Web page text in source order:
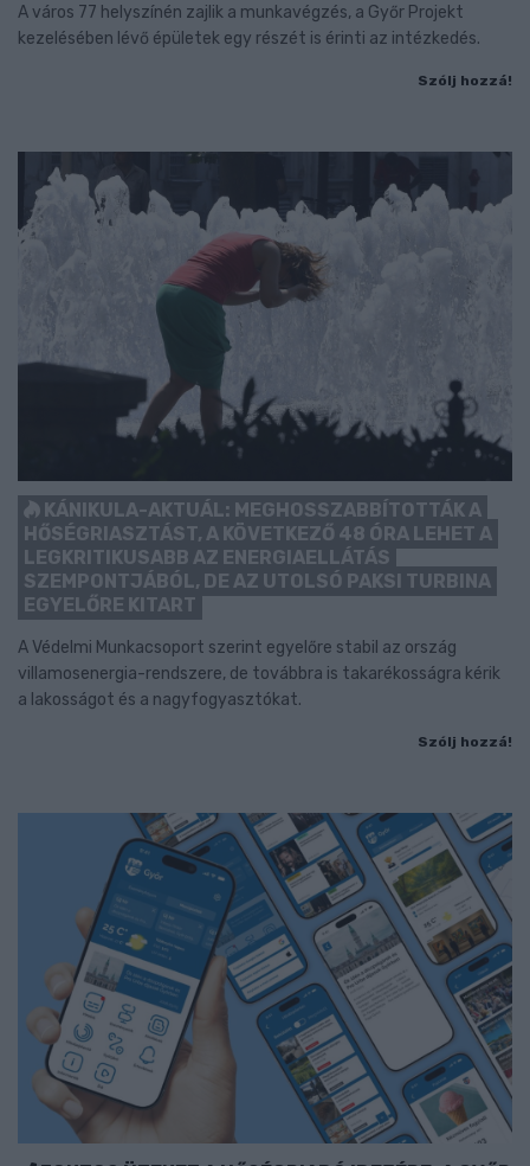
A város 77 helyszínén zajlik a munkavégzés, a Győr Projekt
kezelésében lévő épületek egy részét is érinti az intézkedés.
Szólj hozzá!
KÁNIKULA-AKTUÁL: MEGHOSSZABBÍTOTTÁK A
HŐSÉGRIASZTÁST, A KÖVETKEZŐ 48 ÓRA LEHET A
LEGKRITIKUSABB AZ ENERGIAELLÁTÁS
SZEMPONTJÁBÓL, DE AZ UTOLSÓ PAKSI TURBINA
EGYELŐRE KITART
A Védelmi Munkacsoport szerint egyelőre stabil az ország
villamosenergia-rendszere, de továbbra is takarékosságra kérik
a lakosságot és a nagyfogyasztókat.
Szólj hozzá!